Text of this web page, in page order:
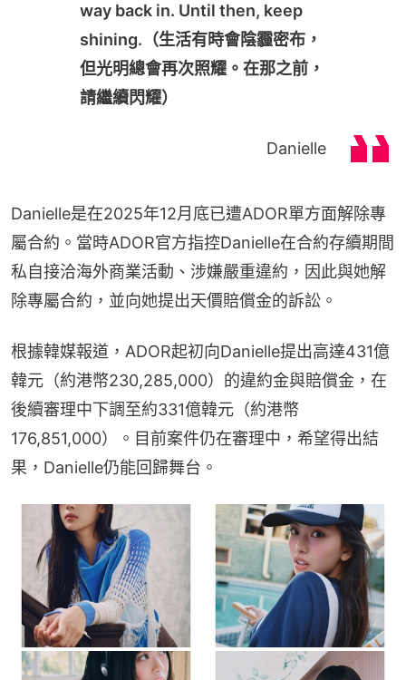
way back in. Until then, keep
shining.（生活有時會陰霾密布，
但光明總會再次照耀。在那之前，
請繼續閃耀）
Danielle
Danielle是在2025年12月底已遭ADOR單方面解除專
屬合約。當時ADOR官方指控Danielle在合約存續期間
私自接洽海外商業活動、涉嫌嚴重違約，因此與她解
除專屬合約，並向她提出天價賠償金的訴訟。
根據韓媒報道，ADOR起初向Danielle提出高達431億
韓元（約港幣230,285,000）的違約金與賠償金，在
後續審理中下調至約331億韓元（約港幣
176,851,000）。目前案件仍在審理中，希望得出結
果，Danielle仍能回歸舞台。